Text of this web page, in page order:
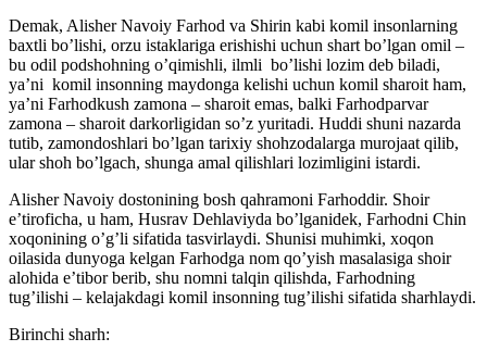
Demak, Alisher Navoiy Farhod va Shirin kabi komil insonlarning
baxtli bo’lishi, orzu istaklariga erishishi uchun shart bo’lgan omil –
bu odil podshohning o’qimishli, ilmli bo’lishi lozim deb biladi,
ya’ni komil insonning maydonga kelishi uchun komil sharoit ham,
ya’ni Farhodkush zamona – sharoit emas, balki Farhodparvar
zamona – sharoit darkorligidan so’z yuritadi. Huddi shuni nazarda
tutib, zamondoshlari bo’lgan tarixiy shohzodalarga murojaat qilib,
ular shoh bo’lgach, shunga amal qilishlari lozimligini istardi.
Alisher Navoiy dostonining bosh qahramoni Farhoddir. Shoir
e’tiroficha, u ham, Husrav Dehlaviyda bo’lganidek, Farhodni Chin
xoqonining o’g’li sifatida tasvirlaydi. Shunisi muhimki, xoqon
oilasida dunyoga kelgan Farhodga nom qo’yish masalasiga shoir
alohida e’tibor berib, shu nomni talqin qilishda, Farhodning
tug’ilishi – kelajakdagi komil insonning tug’ilishi sifatida sharhlaydi.
Birinchi sharh: